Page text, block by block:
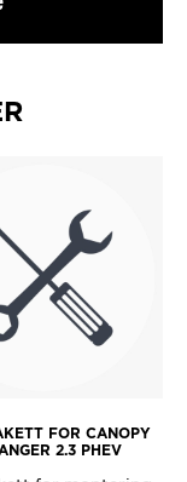
FOR CANOPY
2.3 PHEV